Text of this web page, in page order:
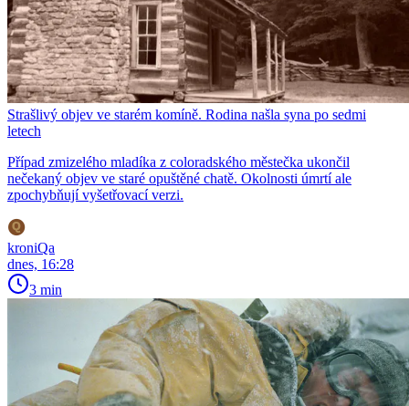
Strašlivý objev ve starém komíně. Rodina našla syna po sedmi
letech
Případ zmizelého mladíka z coloradského městečka ukončil
nečekaný objev ve staré opuštěné chatě. Okolnosti úmrtí ale
zpochybňují vyšetřovací verzi.
kroniQa
dnes, 16:28
3 min